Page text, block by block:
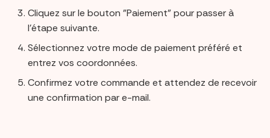
Cliquez sur le bouton "Paiement" pour passer à
l'étape suivante.
Sélectionnez votre mode de paiement préféré et
entrez vos coordonnées.
Confirmez votre commande et attendez de recevoir
une confirmation par e-mail.